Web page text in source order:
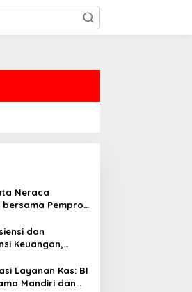
Neraca
bersama Pemprov
Inflasi
dan
Keuangan,
Sulut
Layanan Kas: BI
Mandiri dan